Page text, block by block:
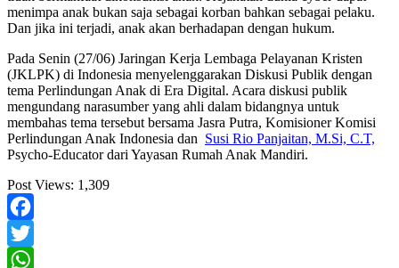
menimpa anak bukan saja sebagai korban bahkan sebagai pelaku.
Dan jika ini terjadi, anak akan berhadapan dengan hukum.
Pada Senin (27/06) Jaringan Kerja Lembaga Pelayanan Kristen
(JKLPK) di Indonesia menyelenggarakan Diskusi Publik dengan
tema Perlindungan Anak di Era Digital. Acara diskusi publik
mengundang narasumber yang ahli dalam bidangnya untuk
membahas tema tersebut bersama Jasra Putra, Komisioner Komisi
Perlindungan Anak Indonesia dan Susi Rio Panjaitan, M.Si, C.T,
Psycho-Educator dari Yayasan Rumah Anak Mandiri.
Post Views: 1,309
Facebook
Twitter